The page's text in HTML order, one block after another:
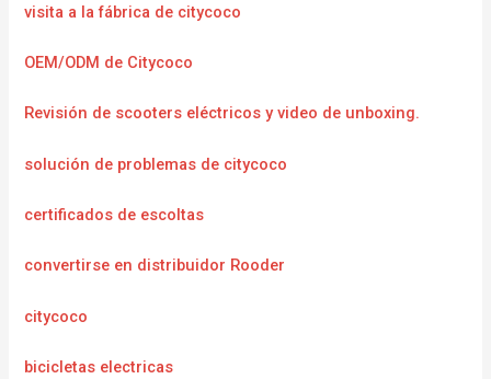
visita a la fábrica de citycoco
OEM/ODM de Citycoco
Revisión de scooters eléctricos y video de unboxing.
solución de problemas de citycoco
certificados de escoltas
convertirse en distribuidor Rooder
citycoco
bicicletas electricas